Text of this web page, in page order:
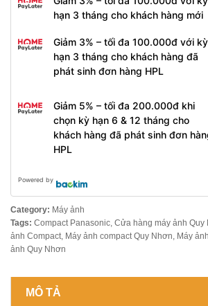
hạn 3 tháng cho khách hàng mới
Giảm 3% – tối đa 100.000đ với kỳ
hạn 3 tháng cho khách hàng đã
phát sinh đơn hàng HPL
Giảm 5% – tối đa 200.000đ khi
chọn kỳ hạn 6 & 12 tháng cho
khách hàng đã phát sinh đơn
HPL
Powered by
Category: Máy ảnh
Tags: Compact Panasonic, Cửa hàng máy ảnh Quy
ảnh Compact, Máy ảnh compact Quy Nhơn, Máy
ảnh Quy Nhơn
MÔ TẢ